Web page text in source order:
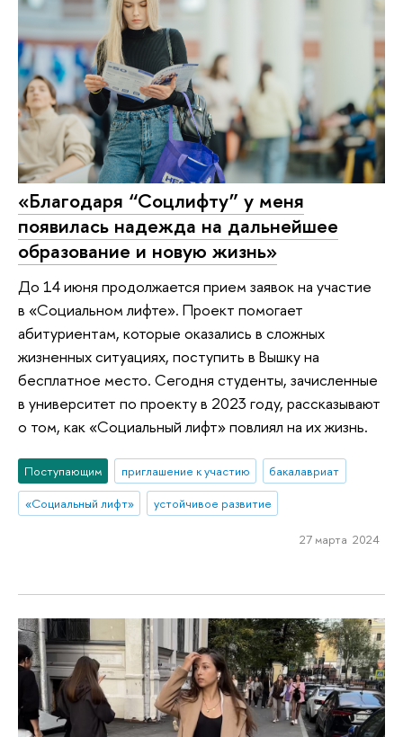
«Благодаря “Соцлифту” у меня
появилась надежда на дальнейшее
образование и новую жизнь»
До 14 июня продолжается прием заявок на участие
в «Социальном лифте». Проект помогает
абитуриентам, которые оказались в сложных
жизненных ситуациях, поступить в Вышку на
бесплатное место. Сегодня студенты, зачисленные
в университет по проекту в 2023 году, рассказывают
о том, как «Социальный лифт» повлиял на их жизнь.
Поступающим приглашение к участию
бакалавриат
«Социальный лифт»
устойчивое развитие
27 марта 2024